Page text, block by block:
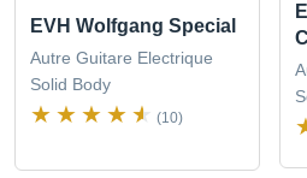
EVH Wolfgang Special
Autre Guitare Electrique
Solid Body
(10)